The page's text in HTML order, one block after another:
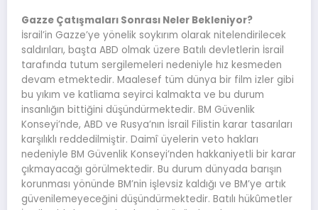
Gazze Çatışmaları Sonrası Neler Bekleniyor?
İsrail’in Gazze’ye yönelik soykırım olarak nitelendirilecek
saldırıları, başta ABD olmak üzere Batılı devletlerin İsrail
tarafında tutum sergilemeleri nedeniyle hız kesmeden
devam etmektedir. Maalesef tüm dünya bir film izler gibi
bu yıkım ve katliama seyirci kalmakta ve bu durum
insanlığın bittiğini düşündürmektedir. BM Güvenlik
Konseyi’nde, ABD ve Rusya’nın İsrail Filistin karar tasarıları
karşılıklı reddedilmiştir. Daimî üyelerin veto hakları
nedeniyle BM Güvenlik Konseyi’nden hakkaniyetli bir karar
çıkmayacağı görülmektedir. Bu durum dünyada barışın
korunması yönünde BM’nin işlevsiz kaldığı ve BM’ye artık
güvenilemeyeceğini düşündürmektedir. Batılı hükûmetler